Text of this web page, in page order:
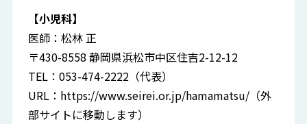
【小児科】
医師：松林 正
〒430-8558 静岡県浜松市中区住吉2-12-12
TEL：053-474-2222（代表）
URL： https://www.seirei.or.jp/hamamatsu/ （外
部サイトに移動します）